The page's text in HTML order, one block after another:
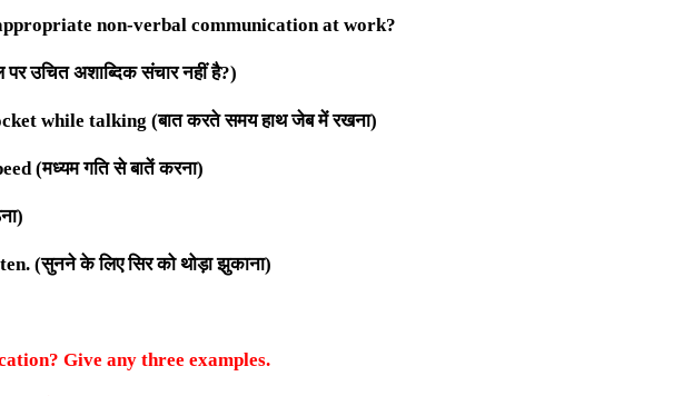
non-verbal communication at work?
उचित अशाब्दिक संचार नहीं है?)
while talking (बात करते समय हाथ जेब में रखना)
(मध्यम गति से बातें करना)
(सुनने के लिए सिर को थोड़ा झुकाना)
Give any three examples.